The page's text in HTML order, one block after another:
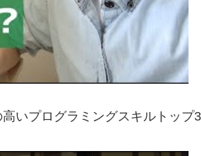
いプログラミングスキルトップ3